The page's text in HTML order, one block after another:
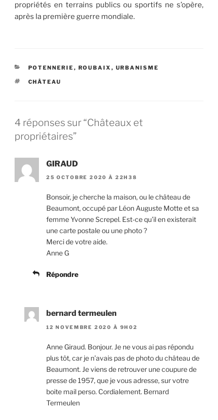
propriétés en terrains publics ou sportifs ne s’opère,
après la première guerre mondiale.
CATÉGORIES
POTENNERIE , ROUBAIX , URBANISME
ÉTIQUETTES
CHÂTEAU
4 réponses sur “Châteaux et
propriétaires”
GIRAUD
25 OCTOBRE 2020 À 22H38
Bonsoir, je cherche la maison, ou le château de
Beaumont, occupé par Léon Auguste Motte et sa
femme Yvonne Screpel. Est-ce qu’il en existerait
une carte postale ou une photo ?
Merci de votre aide.
Anne G
Répondre
bernard termeulen
12 NOVEMBRE 2020 À 9H02
Anne Giraud. Bonjour. Je ne vous ai pas répondu
plus tôt, car je n’avais pas de photo du château de
Beaumont. Je viens de retrouver une coupure de
presse de 1957, que je vous adresse, sur votre
boite mail perso. Cordialement. Bernard
Termeulen